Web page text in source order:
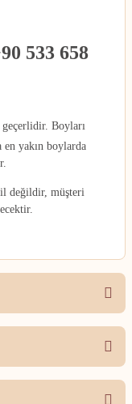
533 658
Boyları
yakın boylarda
değildir, müşteri